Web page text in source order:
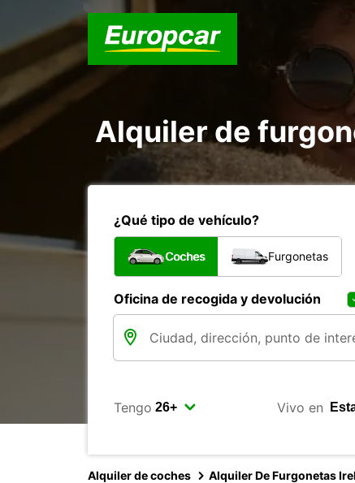
Alquiler de
¿Qué tipo de vehículo?
Coches Furgonetas
Oficina de recogida y devolución
Tengo Vivo en
Alquiler de coches Alquiler De Furgonetas